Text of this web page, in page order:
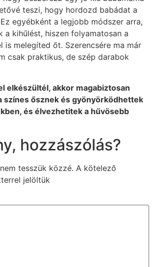
teszi, hogy hordozd babádat a
egyébként a legjobb módszer arra,
a kihűlést, hiszen folyamatosan a
is melegíted őt. Szerencsére ma már
csak praktikus, de szép darabok
elkészültél, akkor magabiztosan
színes ősznek és gyönyörködhettek
és élvezhetitek a hűvösebb
hozzászólás?
tesszük közzé. A kötelező
jelöltük